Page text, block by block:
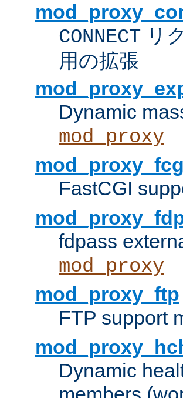
CONNECT リ
用の拡張
Dynamic
mod_proxy
FastCGI
fdpass
mod_proxy
mod_proxy_ftp
FTP support
Dynamic